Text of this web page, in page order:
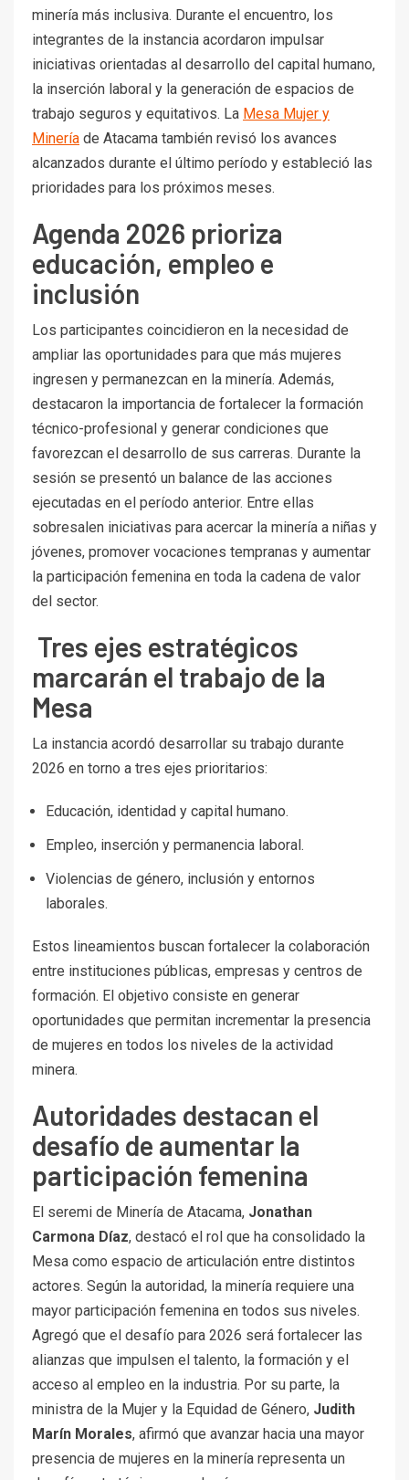
minería más inclusiva. Durante el encuentro, los
integrantes de la instancia acordaron impulsar
iniciativas orientadas al desarrollo del capital humano,
la inserción laboral y la generación de espacios de
trabajo seguros y equitativos. La Mesa Mujer y
Minería de Atacama también revisó los avances
alcanzados durante el último período y estableció las
prioridades para los próximos meses.
Agenda 2026 prioriza
educación, empleo e
inclusión
Los participantes coincidieron en la necesidad de
ampliar las oportunidades para que más mujeres
ingresen y permanezcan en la minería. Además,
destacaron la importancia de fortalecer la formación
técnico-profesional y generar condiciones que
favorezcan el desarrollo de sus carreras. Durante la
sesión se presentó un balance de las acciones
ejecutadas en el período anterior. Entre ellas
sobresalen iniciativas para acercar la minería a niñas y
jóvenes, promover vocaciones tempranas y aumentar
la participación femenina en toda la cadena de valor
del sector.
Tres ejes estratégicos
marcarán el trabajo de la
Mesa
La instancia acordó desarrollar su trabajo durante
2026 en torno a tres ejes prioritarios:
Educación, identidad y capital humano.
Empleo, inserción y permanencia laboral.
Violencias de género, inclusión y entornos
laborales.
Estos lineamientos buscan fortalecer la colaboración
entre instituciones públicas, empresas y centros de
formación. El objetivo consiste en generar
oportunidades que permitan incrementar la presencia
de mujeres en todos los niveles de la actividad
minera.
Autoridades destacan el
desafío de aumentar la
participación femenina
El seremi de Minería de Atacama, Jonathan
Carmona Díaz, destacó el rol que ha consolidado la
Mesa como espacio de articulación entre distintos
actores. Según la autoridad, la minería requiere una
mayor participación femenina en todos sus niveles.
Agregó que el desafío para 2026 será fortalecer las
alianzas que impulsen el talento, la formación y el
acceso al empleo en la industria. Por su parte, la
ministra de la Mujer y la Equidad de Género, Judith
Marín Morales, afirmó que avanzar hacia una mayor
presencia de mujeres en la minería representa un